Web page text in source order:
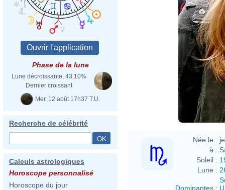
Phase de la lune
Lune décroissante, 43.10%
Dernier croissant
Mer. 12 août 17h37 T.U.
Recherche de célébrité
Calculs astrologiques
Horoscope personnalisé
Horoscope du jour
Née le :
à :
Soleil :
Lune :
Dominantes :